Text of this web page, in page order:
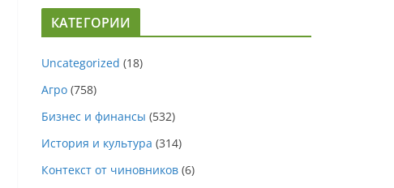
КАТЕГОРИИ
Uncategorized (18)
Агро (758)
Бизнес и финансы (532)
История и культура (314)
Контекст от чиновников (6)